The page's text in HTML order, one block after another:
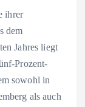
ihrer
dem
Jahres liegt
Prozent-
sowohl in
als auch